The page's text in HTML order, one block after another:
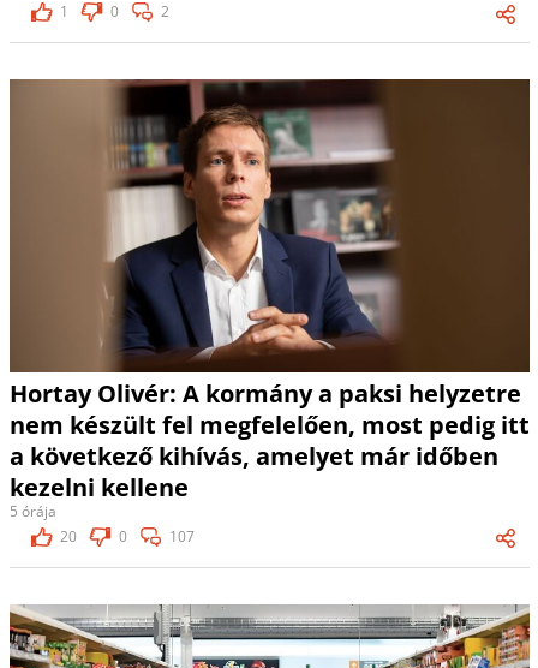
1
0 2
Hortay Olivér: A kormány a paksi helyzetre
nem készült fel megfelelően, most pedig itt
a következő kihívás, amelyet már időben
kezelni kellene
5 órája
20
0 107